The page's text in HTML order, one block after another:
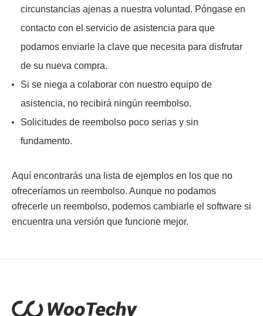
circunstancias ajenas a nuestra voluntad. Póngase en
contacto con el servicio de asistencia para que
podamos enviarle la clave que necesita para disfrutar
de su nueva compra.
Si se niega a colaborar con nuestro equipo de
asistencia, no recibirá ningún reembolso.
Solicitudes de reembolso poco serias y sin
fundamento.
Aquí encontrarás una lista de ejemplos en los que no
ofreceríamos un reembolso. Aunque no podamos
ofrecerle un reembolso, podemos cambiarle el software si
encuentra una versión que funcione mejor.